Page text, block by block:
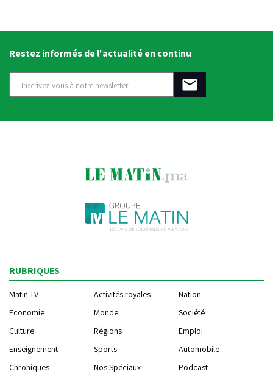
Restez informés de l'actualité en continu
RUBRIQUES
Matin TV Activités royales
Nation
Economie
Monde
Société
Culture
Régions
Emploi
Enseignement
Sports
Automobile
Chroniques
Nos Spéciaux Podcast